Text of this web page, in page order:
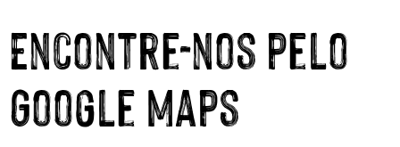
Encontre-nos pelo
Google Maps